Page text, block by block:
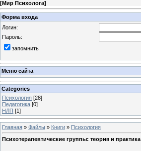
[Мир Психолога]
Форма входа
Логин:
Пароль:
запомнить
Меню сайта
Categories
Психология [28]
Педагогика [0]
НЛП [1]
Главная » Файлы » Книги » Психология
Психотерапевтические группы: теория и практика